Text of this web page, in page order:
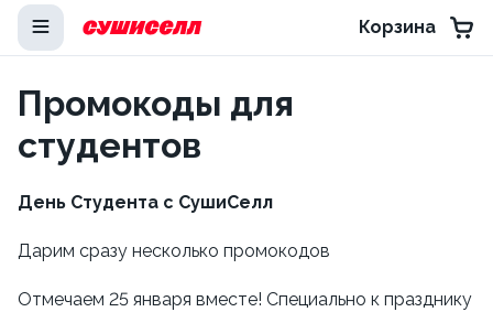
Корзина
Промокоды для
студентов
День Студента с СушиСелл
Дарим сразу несколько промокодов
Отмечаем 25 января вместе! Специально к празднику